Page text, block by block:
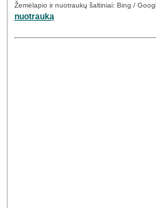
Žemėlapio ir nuotraukų šaltiniai: Bing /
nuotrauką